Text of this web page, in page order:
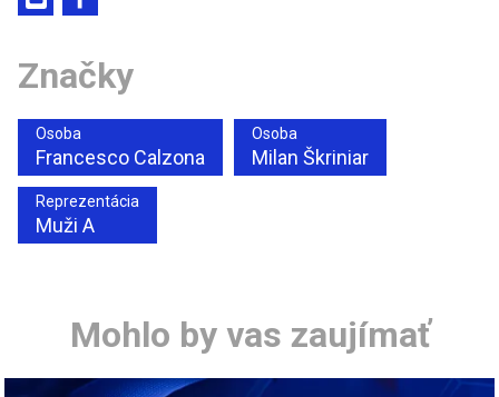
Značky
Osoba
Francesco Calzona
Osoba
Milan Škriniar
Reprezentácia
Muži A
Mohlo by vas zaujímať